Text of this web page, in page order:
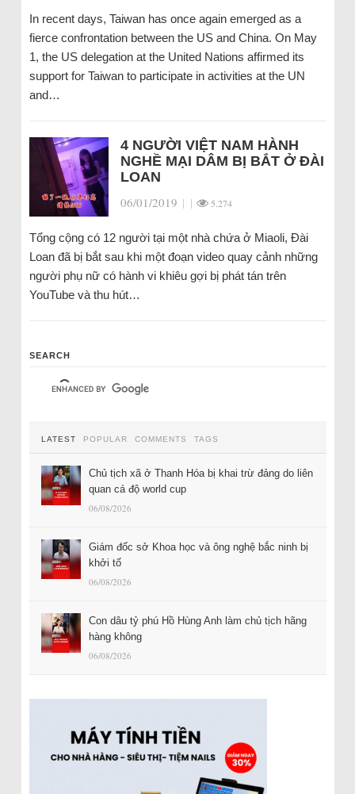
In recent days, Taiwan has once again emerged as a
fierce confrontation between the US and China. On May
1, the US delegation at the United Nations affirmed its
support for Taiwan to participate in activities at the UN
and…
4 NGƯỜI VIỆT NAM HÀNH
NGHỀ MẠI DÂM BỊ BẮT Ở ĐÀI
LOAN
06/01/2019 | | 5.274
Tổng cộng có 12 người tại một nhà chứa ở Miaoli, Đài
Loan đã bị bắt sau khi một đoạn video quay cảnh những
người phụ nữ có hành vi khiêu gợi bị phát tán trên
YouTube và thu hút…
SEARCH
LATEST POPULAR COMMENTS TAGS
Chủ tịch xã ở Thanh Hóa bị khai trừ đảng do liên
quan cá độ world cup
06/08/2026
Giám đốc sở Khoa học và ông nghệ bắc ninh bị
khởi tố
06/08/2026
Con dâu tỷ phú Hồ Hùng Anh làm chủ tịch hãng
hàng không
06/08/2026